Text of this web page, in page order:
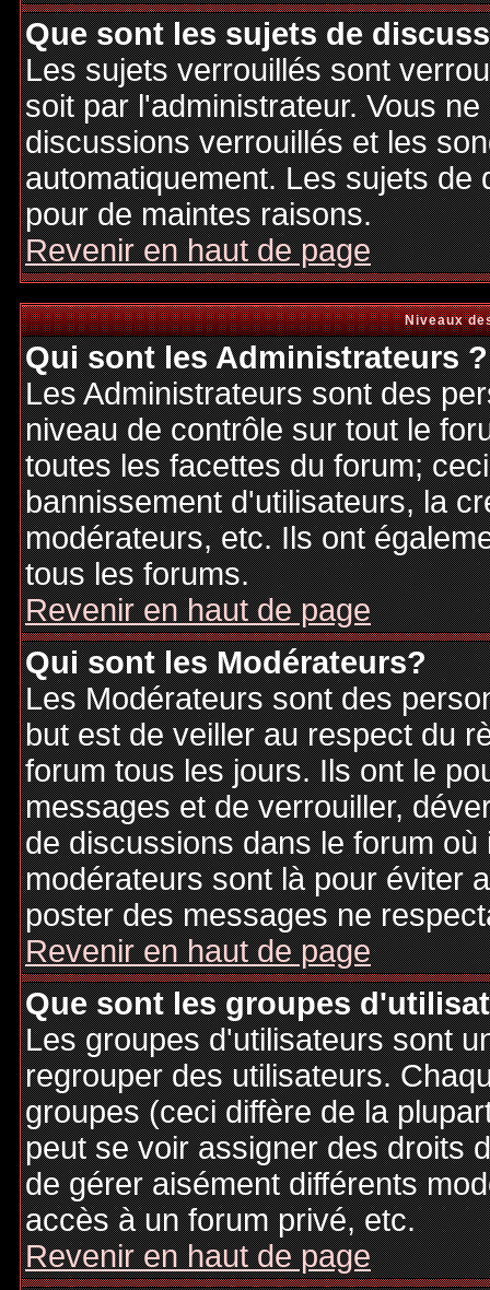
Que sont les sujets de
Les sujets verrouillés sont
soit par l'administrateur. Vous
discussions verrouillés et les
automatiquement. Les sujets
pour de maintes raisons.
Revenir en haut de page
Niveaux
Qui sont les Administrateurs ?
Les Administrateurs sont des
niveau de contrôle sur tout le
toutes les facettes du forum;
bannissement d'utilisateurs, la
modérateurs, etc. Ils ont
tous les forums.
Revenir en haut de page
Qui sont les Modérateurs?
Les Modérateurs sont des
but est de veiller au respect du
forum tous les jours. Ils ont le
messages et de verrouiller,
de discussions dans le forum
modérateurs sont là pour éviter
poster des messages ne
Revenir en haut de page
Que sont les groupes
Les groupes d'utilisateurs sont
regrouper des utilisateurs.
groupes (ceci diffère de la
peut se voir assigner des droits
de gérer aisément différents
accès à un forum privé, etc.
Revenir en haut de page